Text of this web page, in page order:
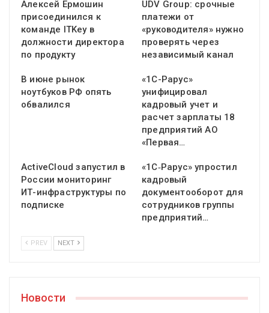
Алексей Ермошин
присоединился к
команде ITKey в
должности директора
по продукту
UDV Group: срочные
платежи от
«руководителя» нужно
проверять через
независимый канал
В июне рынок
ноутбуков РФ опять
обвалился
«1С-Рарус»
унифицировал
кадровый учет и
расчет зарплаты 18
предприятий АО
«Первая…
ActiveCloud запустил в
России мониторинг
ИТ-инфраструктуры по
подписке
«1С‑Рарус» упростил
кадровый
документооборот для
сотрудников группы
предприятий…
PREV NEXT
Новости